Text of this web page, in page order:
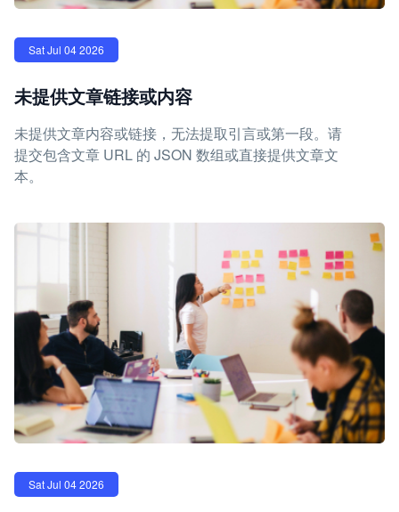
Sat Jul 04 2026
未提供文章链接或内容
未提供文章内容或链接，无法提取引言或第一段。请
提交包含文章 URL 的 JSON 数组或直接提供文章文
本。
Sat Jul 04 2026